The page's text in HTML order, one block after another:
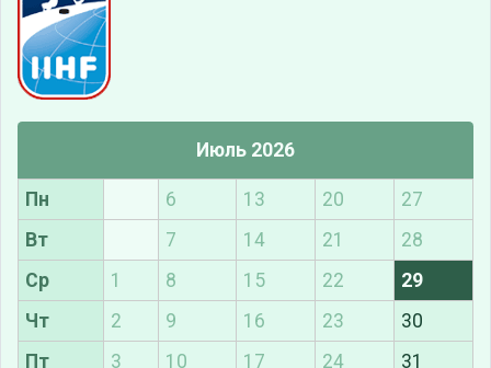
Июль 2026
Пн 6 13 20
27
Вт
7 14 21
28
Ср
1 8 15 22
29
Чт
2 9 16 23
30
Пт
3 10 17 24 31